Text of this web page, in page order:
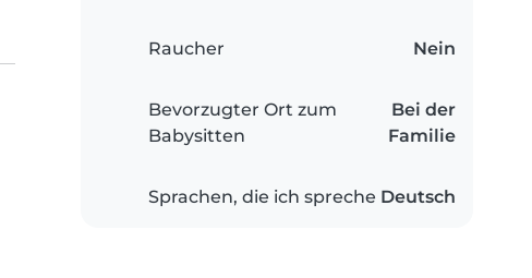
Raucher Nein
Bevorzugter Ort zum
Babysitten
Bei der
Familie
Sprachen, die ich spreche Deutsch